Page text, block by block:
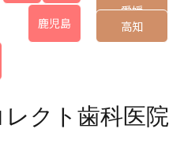
愛媛
高知
鹿児島
クト歯科医院